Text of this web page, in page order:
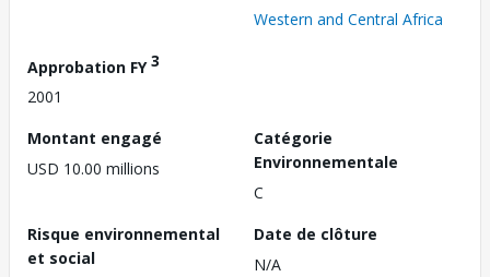
Western and Central Africa
Approbation FY3
2001
Montant engagé
USD 10.00 millions
Catégorie
Environnementale
C
Risque environnemental
et social
Date de clôture
N/A